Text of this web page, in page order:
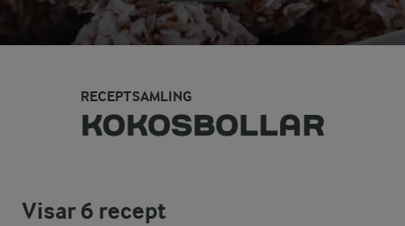
RECEPTSAMLING
KOKOSBOLLAR
Visar6 recept